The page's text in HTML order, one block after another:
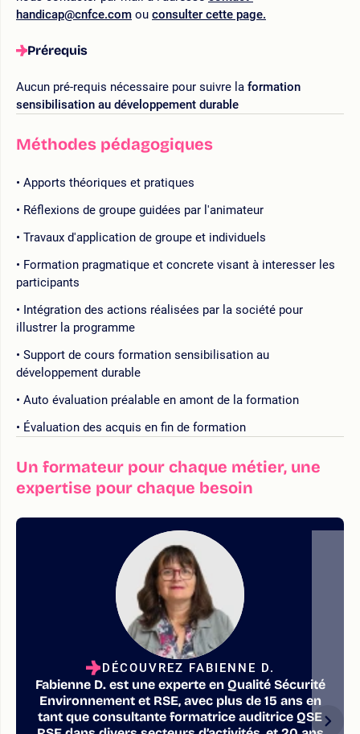
handicap@cnfce.com ou consulter cette page.
Prérequis
Aucun pré-requis nécessaire pour suivre la formation
sensibilisation au développement durable
Méthodes pédagogiques
Apports théoriques et pratiques
Réflexions de groupe guidées par l'animateur
Travaux d'application de groupe et individuels
Formation pragmatique et concrete visant à interesser les
participants
Intégration des actions réalisées par la société pour
illustrer la programme
Support de cours formation sensibilisation au
développement durable
Auto évaluation préalable en amont de la formation
Évaluation des acquis en fin de formation
Un formateur pour chaque métier, une
expertise pour chaque besoin
DÉCOUVREZ FABIENNE D.
Fabienne D. est une experte en Qualité Sécurité
Environnement et RSE, avec plus de 15 ans en
tant que consultante formatrice auditrice QSE